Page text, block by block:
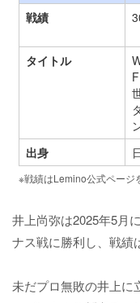
戦績
タイトル
出身
※戦績はLemino公式ページ
井上尚弥は2025年5月
ナス戦に勝利し、戦績
未だプロ無敗の井上に